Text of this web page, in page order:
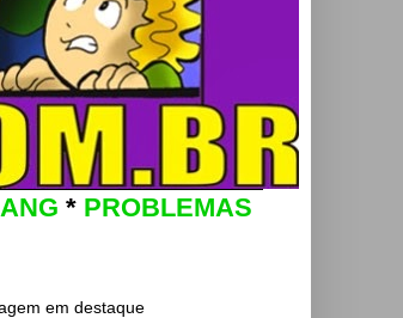
* PROBLEMAS
em destaque